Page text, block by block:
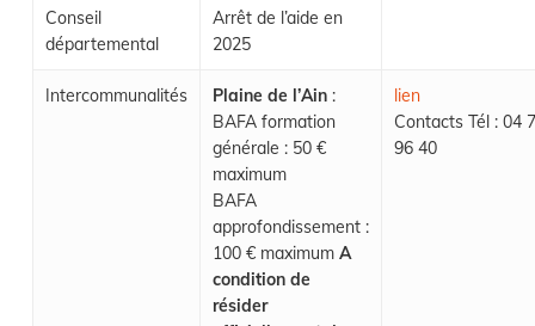
Conseil
départemental
Arrêt de l’aide en
2025
Intercommunalités Plaine de l’Ain:
BAFA formation
générale : 50 €
maximum
BAFA
approfondissement :
100 € maximum A
condition de
résider
lien
Contacts Tél : 04
96 40